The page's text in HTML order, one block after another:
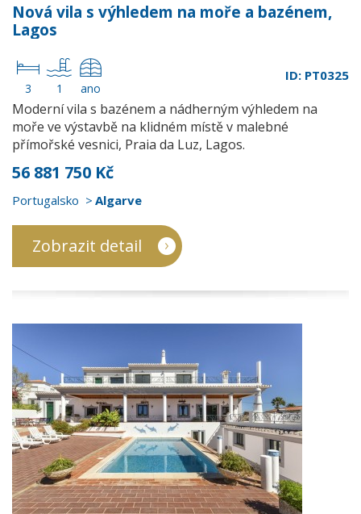
Nová vila s výhledem na moře a bazénem,
Lagos
3 1 ano
ID: PT0325
Moderní vila s bazénem a nádherným výhledem na
moře ve výstavbě na klidném místě v malebné
přímořské vesnici, Praia da Luz, Lagos.
56 881 750 Kč
Portugalsko Algarve
Zobrazit detail